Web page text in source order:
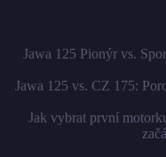
Jawa 125 Pionýr vs.
Jawa 125 vs. CZ 175:
Jak vybrat první